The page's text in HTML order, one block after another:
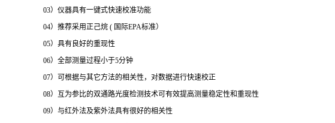
03）仪器具有一键式快速校准功能
04）推荐采用正己烷 ( 国际EPA标准）
05）具有良好的重现性
06）全部测量过程小于5分钟
07）可根据与其它方法的相关性，对数据进行快速校正
08）互为参比的双通路光度检测技术可有效提高测量稳定性和重现性
09）与红外法及紫外法具有很好的相关性